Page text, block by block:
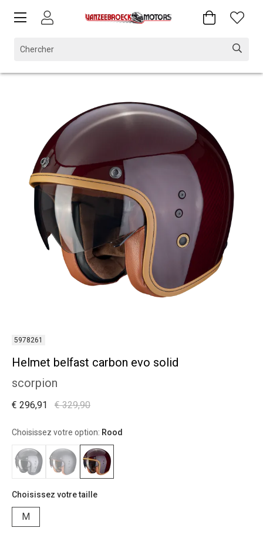
5978261
Helmet belfast carbon evo solid
scorpion
€ 329,90
€ 296,91
Choisissez votre option: Rood
Choisissez votre taille
M